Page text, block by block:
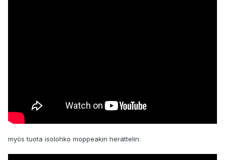
myös tuota isolohko moppeakin herättelin: